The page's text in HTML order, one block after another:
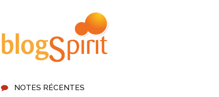
NOTES RÉCENTES